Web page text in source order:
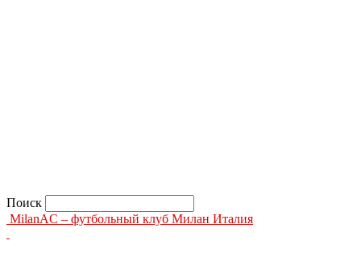
Поиск
MilanAC – футбольный клуб Милан Италия